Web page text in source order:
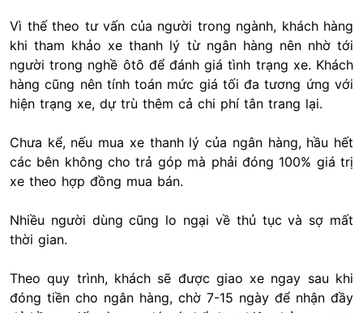
Vì thế theo tư vấn của người trong ngành, khách hàng
khi tham khảo xe thanh lý từ ngân hàng nên nhờ tới
người trong nghề ôtô để đánh giá tình trạng xe. Khách
hàng cũng nên tính toán mức giá tối đa tương ứng với
hiện trạng xe, dự trù thêm cả chi phí tân trang lại.
Chưa kể, nếu mua xe thanh lý của ngân hàng, hầu hết
các bên không cho trả góp mà phải đóng 100% giá trị
xe theo hợp đồng mua bán.
Nhiều người dùng cũng lo ngại về thủ tục và sợ mất
thời gian.
Theo quy trình, khách sẽ được giao xe ngay sau khi
đóng tiền cho ngân hàng, chờ 7-15 ngày để nhận đầy